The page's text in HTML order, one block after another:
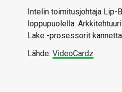
Intelin toimitusjohtaja Lip-
loppupuolella.
Lake -prosessorit
Lähde: VideoCardz